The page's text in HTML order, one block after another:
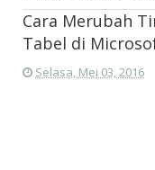
Cara Merubah
Tabel di
Selasa, Mei 03, 2016